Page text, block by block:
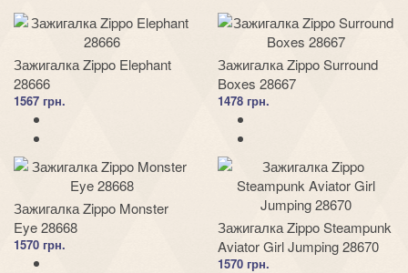
Зажигалка Zippo Elephant
28666
1567 грн.
Зажигалка Zippo Surround
Boxes 28667
1478 грн.
Зажигалка Zippo Monster
Eye 28668
1570 грн.
Зажигалка Zippo Steampunk
Aviator Girl Jumping 28670
1570 грн.